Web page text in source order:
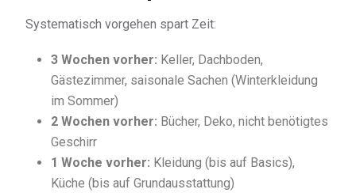
Systematisch vorgehen spart Zeit:
3 Wochen vorher: Keller, Dachboden,
Gästezimmer, saisonale Sachen (Winterkleidung
im Sommer)
2 Wochen vorher: Bücher, Deko, nicht benötigtes
Geschirr
1 Woche vorher: Kleidung (bis auf Basics),
Küche (bis auf Grundausstattung)